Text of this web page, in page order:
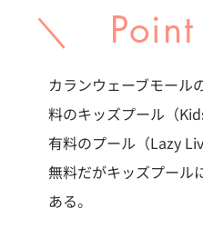
＼
カランウェーブモール
料のキッズプール（
有料のプール（Lazy
無料だがキッズプール
ある。